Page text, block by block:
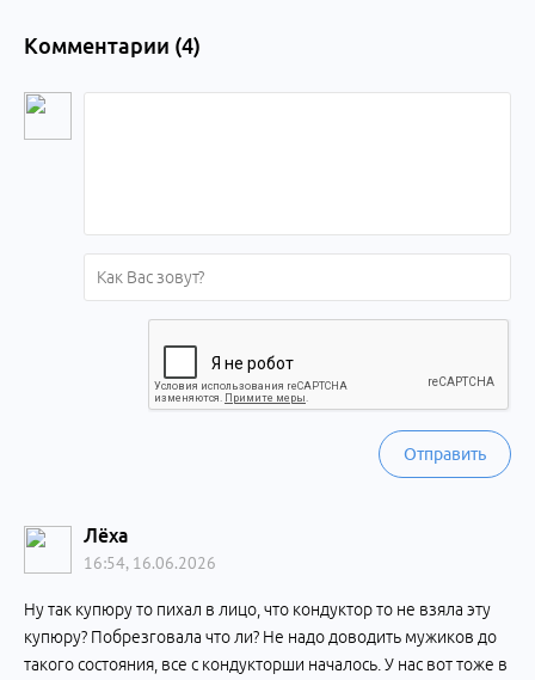
Комментарии (4)
Отправить
Лёха
16:54, 16.06.2026
Ну так купюру то пихал в лицо, что кондуктор то не взяла эту
купюру? Побрезговала что ли? Не надо доводить мужиков до
такого состояния, все с кондукторши началось. У нас вот тоже в